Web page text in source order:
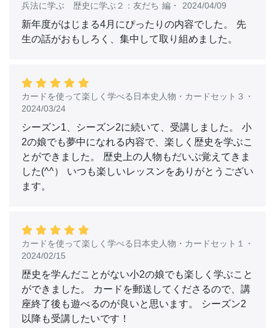
兵法に学ぶ 歴史に学ぶ２：友だち 編 ・ 2024/04/09
新年度がはじまる4月にぴったりの内容でした。 先
生の話がおもしろく、集中して取り組めました。
カードを使って楽しく学べる日本史人物・カードセット３ ・
2024/03/24
シーズン1、シーズン2に続いて、受講しました。 小
2の娘でも夢中になれる内容で、楽しく歴史を学ぶこ
とができました。 歴史上の人物もだいぶ覚えてきま
した(^^） いつも楽しいレッスンをありがとうござい
ます。
カードを使って楽しく学べる日本史人物・カードセット１ ・
2024/02/15
歴史を学んだことがない小2の娘でも楽しく学ぶこと
ができました。 カードを郵送してくださるので、講
座終了後も遊べるのが良いと思います。 シーズン2
以降も受講したいです！